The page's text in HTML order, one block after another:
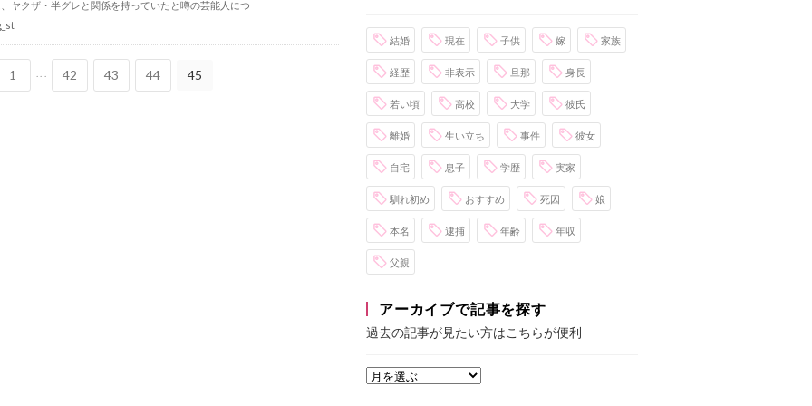
ヤクザ・半グレと関係を持っていたと噂の芸能人につ
1 42 43 44 45
結婚 現在 子供 嫁 家族
経歴 非表示 旦那 身長
若い頃 高校 大学 彼氏
離婚 生い立ち 事件 彼女
自宅 息子 学歴 実家
馴れ初め おすすめ 死因 娘
本名 逮捕 年齢 年収
父親
アーカイブで記事を探す
過去の記事が見たい方はこちらが便利